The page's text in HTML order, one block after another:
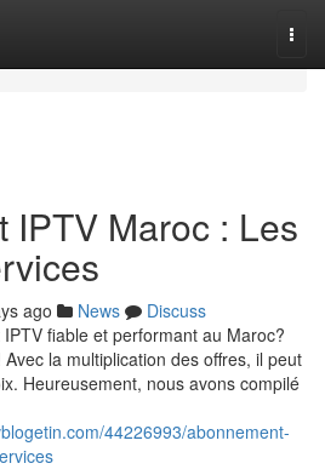
IPTV Maroc : Les
ago News
Discuss
fiable et performant au Maroc?
la multiplication des offres, il peut
Heureusement, nous avons compilé
44226993/abonnement-